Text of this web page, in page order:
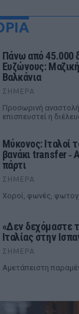
Πάνω από 45.000
Ευζώνους:
Βαλκάνια
ΣΉΜΕΡΑ
Προσωρινή
επισπευστεί η
Μύκονος: Ιταλοί
βανάκι transfer ‑
πάρτι
ΣΉΜΕΡΑ
Χοροί, φωνές,
«Δεν δεχόμαστε
Ιταλίας στην
ΣΉΜΕΡΑ
Αμετάπειστη